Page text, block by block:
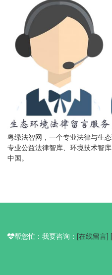
粤绿法智网，一个专业法律与生
专业公益法律智库、环境技术智
中国。
帮您忙：我要咨询： [在线留言]